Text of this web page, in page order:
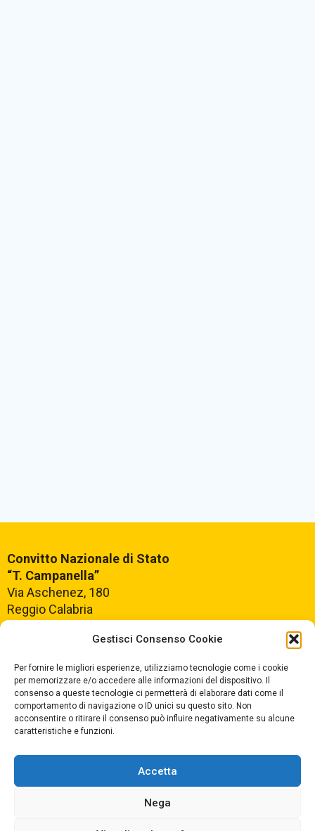
Gestisci Consenso Cookie
Per fornire le migliori esperienze, utilizziamo tecnologie come i cookie
per memorizzare e/o accedere alle informazioni del dispositivo. Il
consenso a queste tecnologie ci permetterà di elaborare dati come il
comportamento di navigazione o ID unici su questo sito. Non
acconsentire o ritirare il consenso può influire negativamente su alcune
caratteristiche e funzioni.
Accetta
Nega
Convitto Nazionale di Stato
“T. Campanella”
Via Aschenez, 180
Reggio Calabria
Segreteria +39096520527
Fax +390965499420
E-mail:rcvc010005@istruzione.it
ORARIO DI APERTURA